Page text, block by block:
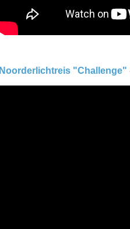
Noorderlichtreis "Challenge"